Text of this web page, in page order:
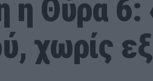
η Θύρα
χωρίς